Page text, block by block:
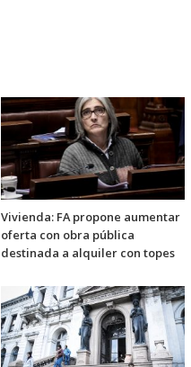
Vivienda: FA propone aumentar
oferta con obra pública
destinada a alquiler con topes